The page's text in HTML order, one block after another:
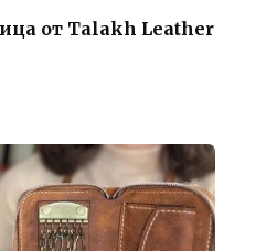
от Talakh Leather